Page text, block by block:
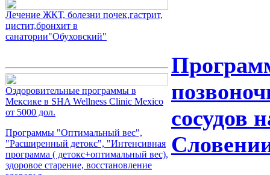
Лечение ЖКТ, болезни почек,гастрит,
цистит,бронхит в
санатории"Обуховский"
Оздоровительные программы в
Мексике в SHA Wellness Clinic Mexico
от 5000 дол.
Программы "Оптимальный вес",
"Расширенный детокс", "Интенсивная
программа ( детокс+оптимальный вес),
здоровое старение, восстановление
сосудов